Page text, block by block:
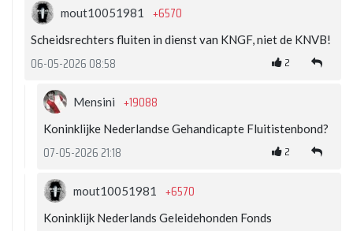
mout10051981 +6570
Scheidsrechters fluiten in dienst van KNGF, niet de KNVB!
06-05-2026 08:58 2
Mensini +19088
Koninklijke Nederlandse Gehandicapte Fluitistenbond?
07-05-2026 21:18 2
mout10051981 +6570
Koninklijk Nederlands Geleidehonden Fonds